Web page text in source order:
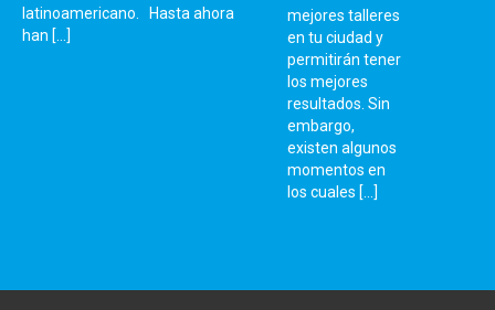
latinoamericano. Hasta ahora
han […]
mejores talleres
en tu ciudad y
permitirán tener
los mejores
resultados. Sin
embargo,
existen algunos
momentos en
los cuales […]